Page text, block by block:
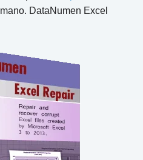
DataNumen Excel